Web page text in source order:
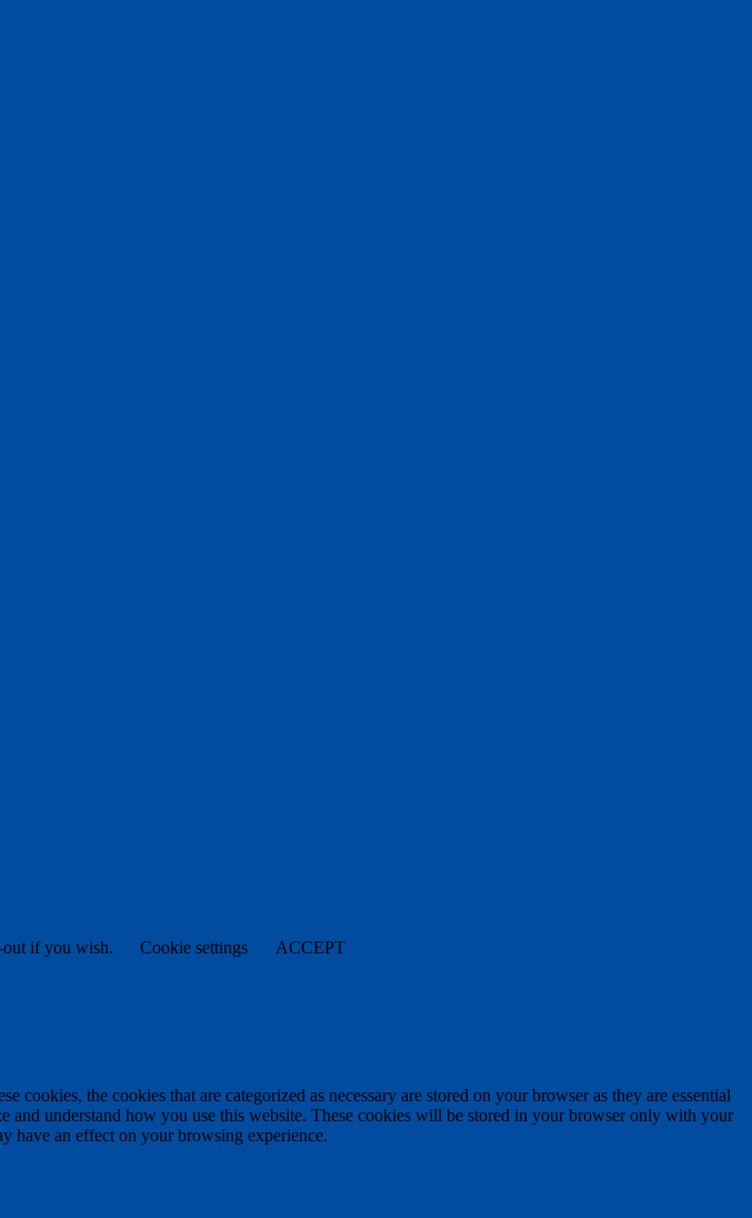
out if you wish.
Cookie settings ACCEPT
the cookies that are categorized as necessary are stored on your browser as they are essential
understand how you use this website. These cookies will be stored in your browser only with your
have an effect on your browsing experience.